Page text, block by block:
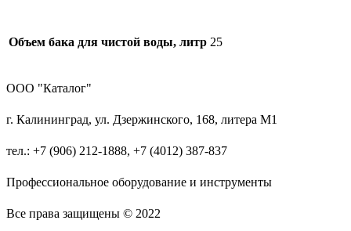
Объем бака для чистой воды, литр 25
ООО "Каталог"
г. Калининград, ул. Дзержинского, 168, литера М1
тел.: +7 (906) 212-1888, +7 (4012) 387-837
Профессиональное оборудование и инструменты
Все права защищены © 2022